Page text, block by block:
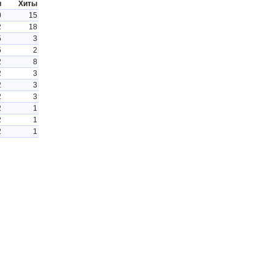
Хиты
15
18
3
2
8
3
3
3
1
1
1